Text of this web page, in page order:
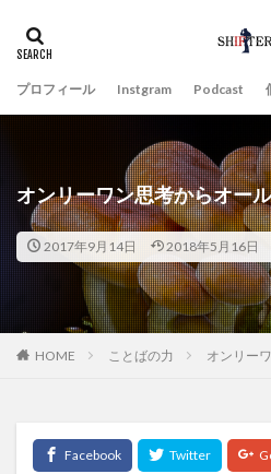
プロフィール Instgram Podcast
オンリーワン思考からオー
2017年9月14日 2018年5月16日
HOME ことばの力 オンリー